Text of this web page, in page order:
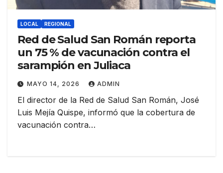
LOCAL REGIONAL
Red de Salud San Román reporta
un 75 % de vacunación contra el
sarampión en Juliaca
MAYO 14, 2026 ADMIN
El director de la Red de Salud San Román, José
Luis Mejía Quispe, informó que la cobertura de
vacunación contra…